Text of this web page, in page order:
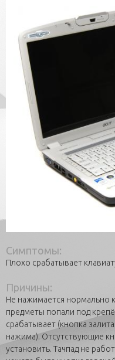
Симптомы:
Плохо срабатывает
Причины:
Не нажимается нормально
предметы попали под
срабатывает (кнопка
нажима). Отсутствующие
установить. Тачпад не